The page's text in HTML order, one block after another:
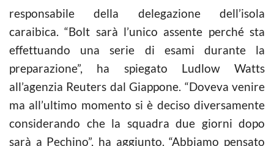
responsabile della delegazione dell’isola
caraibica. “Bolt sarà l’unico assente perché sta
effettuando una serie di esami durante la
preparazione”, ha spiegato Ludlow Watts
all’agenzia Reuters dal Giappone. “Doveva venire
ma all’ultimo momento si è deciso diversamente
considerando che la squadra due giorni dopo
sarà a Pechino”, ha aggiunto. “Abbiamo pensato